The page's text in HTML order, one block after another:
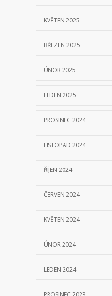
KVĚTEN 2025
BŘEZEN 2025
ÚNOR 2025
LEDEN 2025
PROSINEC 2024
LISTOPAD 2024
ŘÍJEN 2024
ČERVEN 2024
KVĚTEN 2024
ÚNOR 2024
LEDEN 2024
PROSINEC 2023